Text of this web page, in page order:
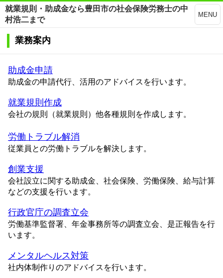
就業規則・助成金なら豊田市の社会保険労務士の中
村浩二まで
MENU
業務案内
助成金申請
助成金の申請代行、活用のアドバイスを行います。
就業規則作成
会社の規則（就業規則）他各種規則を作成します。
労働トラブル解消
従業員との労働トラブルを解決します。
創業支援
会社設立に関する助成金、社会保険、労働保険、給与計算
などの支援を行います。
行政官庁の調査立会
労働基準監督署、年金事務所等の調査立会、是正報告を行
います。
メンタルヘルス対策
社内体制作りのアドバイスを行います。